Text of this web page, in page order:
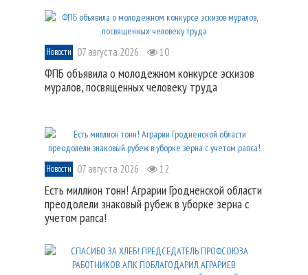
Новости 07 августа 2026 10
ФПБ объявила о молодежном конкурсе эскизов
муралов, посвященных человеку труда
Новости 07 августа 2026 12
Есть миллион тонн! Аграрии Гродненской области
преодолели знаковый рубеж в уборке зерна с
учетом рапса!